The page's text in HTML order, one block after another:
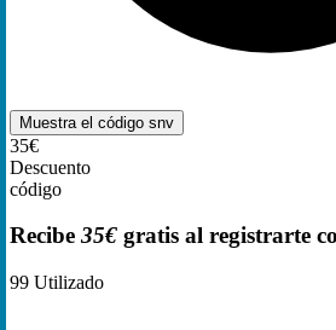
Muestra el código snv
35€
Descuento
código
Recibe 35€ gratis al registrarte
99 Utilizado